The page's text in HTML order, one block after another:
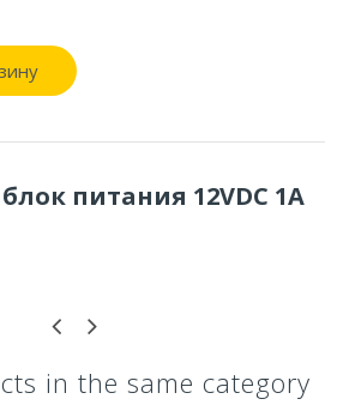
питания 12VDC 1A
in the same category